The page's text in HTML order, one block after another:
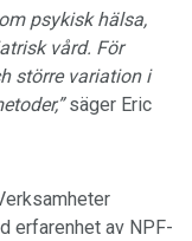
psykisk hälsa,
vård. För
större variation i
säger Eric
erfarenhet av NPF-